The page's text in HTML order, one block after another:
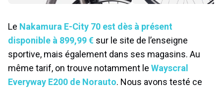
Le Nakamura E-City 70 est dès à présent
disponible à 899,99 € sur le site de l’enseigne
sportive, mais également dans ses magasins. Au
même tarif, on trouve notamment le Wayscral
Everyway E200 de Norauto. Nous avons testé ce